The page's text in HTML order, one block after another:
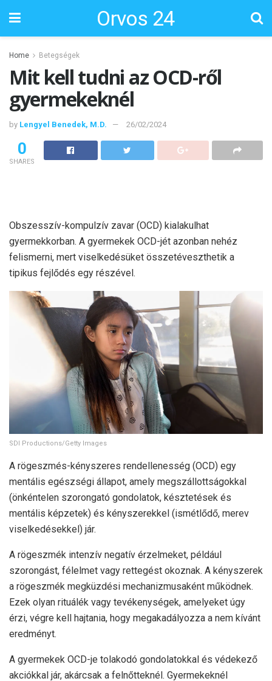
Orvos 24
Home Betegségek
Mit kell tudni az OCD-ről
gyermekeknél
by Lengyel Benedek, M.D. 26/02/2024
0
SHARES
Obszesszív-kompulzív zavar (OCD) kialakulhat
gyermekkorban. A gyermekek OCD-jét azonban nehéz
felismerni, mert viselkedésüket összetéveszthetik a
tipikus fejlődés egy részével.
SDI Productions/Getty Images
A rögeszmés-kényszeres rendellenesség (OCD) egy
mentális egészségi állapot, amely megszállottságokkal
(önkéntelen szorongató gondolatok, késztetések és
mentális képzetek) és kényszerekkel (ismétlődő, merev
viselkedésekkel) jár.
A rögeszmék intenzív negatív érzelmeket, például
szorongást, félelmet vagy rettegést okoznak. A kényszerek
a rögeszmék megküzdési mechanizmusaként működnek.
Ezek olyan rituálék vagy tevékenységek, amelyeket úgy
érzi, végre kell hajtania, hogy megakadályozza a nem kívánt
eredményt.
A gyermekek OCD-je tolakodó gondolatokkal és védekező
akciókkal jár, akárcsak a felnőtteknél. Gyermekeknél